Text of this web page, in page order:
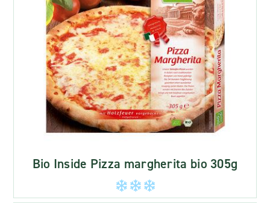
Bio Inside Pizza margherita bio 305g